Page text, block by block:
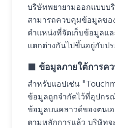
บริษัทพยายามออกแบบบ
สามารถควบคุมข้อมูลขอ
ตำแหน่งที่จัดเก็บข้อมูลแ
แตกต่างกันไปขึ้นอยู่กับป
■ ข้อมูลภายใต้การค
สำหรับแอปเช่น
ข้อมูลถูกจำกัดไว้ที่อุปกร
ข้อมูลบนคลาวด์ของตนเ
ตามหลักการแล้ว บริษัทจ